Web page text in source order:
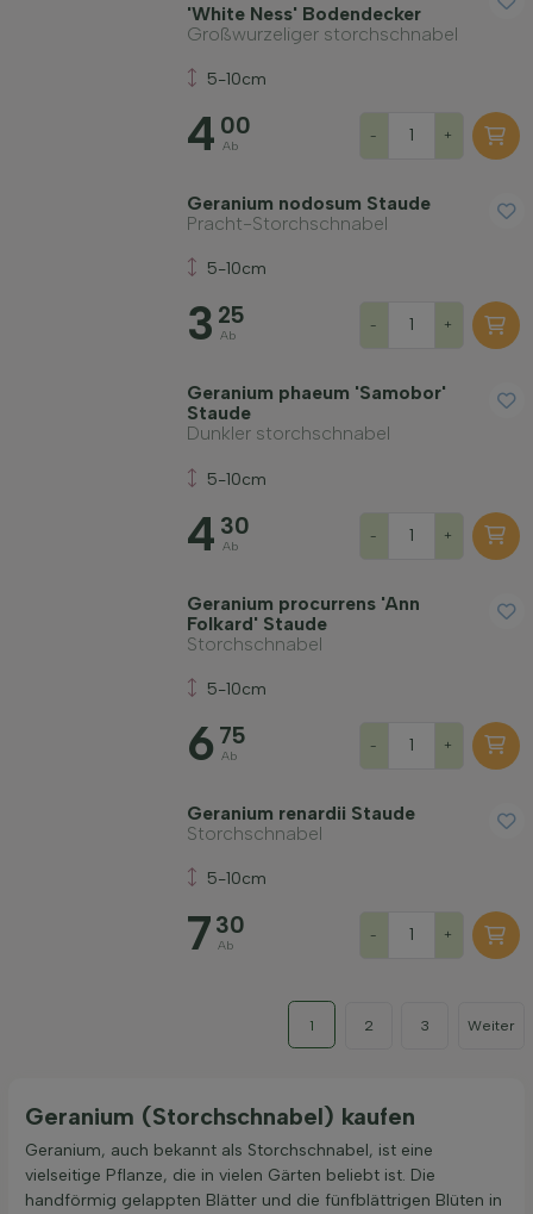
'White Ness' Bodendecker
Großwurzeliger storchschnabel
5-10cm
4 00
Ab
- +
Geranium nodosum Staude
Pracht-Storchschnabel
5-10cm
3 25
Ab
- +
Geranium phaeum 'Samobor'
Staude
Dunkler storchschnabel
5-10cm
4 30
Ab
- +
Geranium procurrens 'Ann
Folkard' Staude
Storchschnabel
5-10cm
6 75
Ab
- +
Geranium renardii Staude
Storchschnabel
5-10cm
7 30
Ab
- +
1 2 3 Weiter
Geranium (Storchschnabel) kaufen
Geranium, auch bekannt als Storchschnabel, ist eine
vielseitige Pflanze, die in vielen Gärten beliebt ist. Die
handförmig gelappten Blätter und die fünfblättrigen Blüten in